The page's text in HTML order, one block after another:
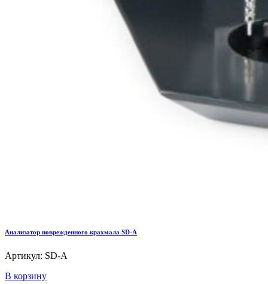
Анализатор поврежденного крахмала SD-A
Артикул: SD-A
В корзину